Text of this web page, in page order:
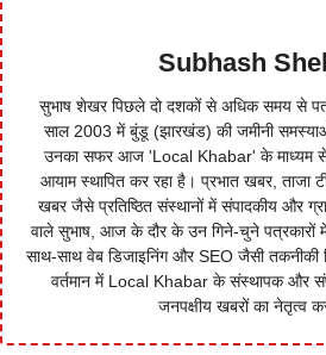
Subhash
सुभाष शेखर पिछले दो दशकों से अधिक समय से
साल 2003 में बुंडू (झारखंड) की जमीनी
उनका सफर आज 'Local Khabar' के माध्यम से
आयाम स्थापित कर रहा है। प्रभात खबर, ताजा
खबर जैसे प्रतिष्ठित संस्थानों में संपादकीय और
वाले सुभाष, आज के दौर के उन गिने-चुने पत्रकारों
साथ-साथ वेब डिजाइनिंग और SEO जैसी तकनीकी
वर्तमान में Local Khabar के संस्थापक और
जनपक्षीय खबरों का नेतृत्व